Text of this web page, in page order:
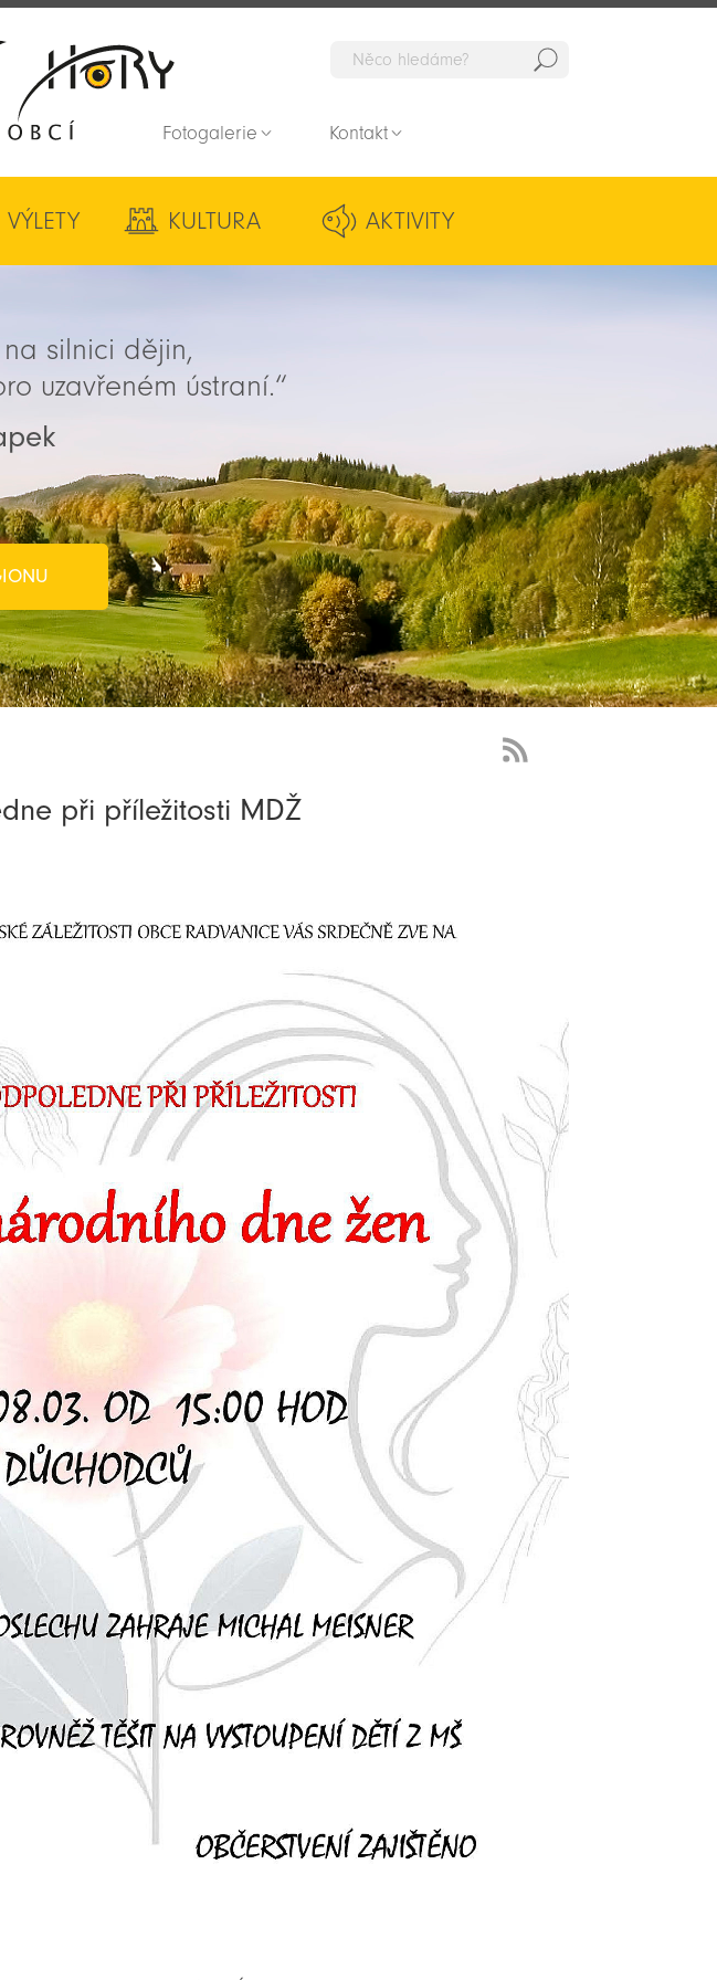
Fotogalerie Kontakt
VÝLETY KULTURA AKTIVITY
na silnici dějin,
uzavřeném ústraní.“
při příležitosti MDŽ